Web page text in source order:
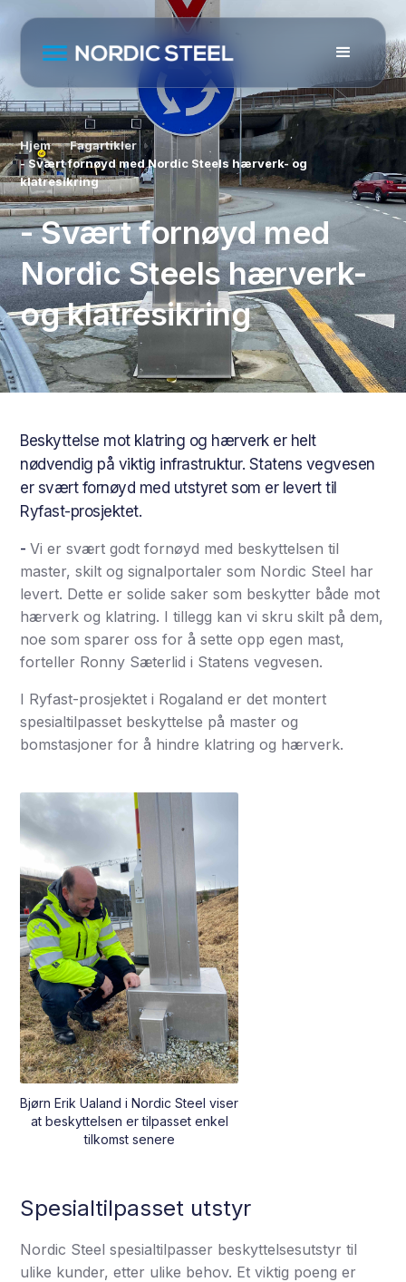
Hjem
Fagartikler
- Svært fornøyd med Nordic Steels hærverk- og
klatresikring
- Svært fornøyd med
Nordic Steels hærverk-
og klatresikring
Beskyttelse mot klatring og hærverk er helt
nødvendig på viktig infrastruktur. Statens vegvesen
er svært fornøyd med utstyret som er levert til
Ryfast-prosjektet.
-Vi er svært godt fornøyd med beskyttelsen til
master, skilt og signalportaler som Nordic Steel har
levert. Dette er solide saker som beskytter både mot
hærverk og klatring. I tillegg kan vi skru skilt på dem,
noe som sparer oss for å sette opp egen mast,
forteller Ronny Sæterlid i Statens vegvesen.
I Ryfast-prosjektet i Rogaland er det montert
spesialtilpasset beskyttelse på master og
bomstasjoner for å hindre klatring og hærverk.
Bjørn Erik Ualand i Nordic Steel viser
at beskyttelsen er tilpasset enkel
tilkomst senere
Spesialtilpasset utstyr
Nordic Steel spesialtilpasser beskyttelsesutstyr til
ulike kunder, etter ulike behov. Et viktig poeng er